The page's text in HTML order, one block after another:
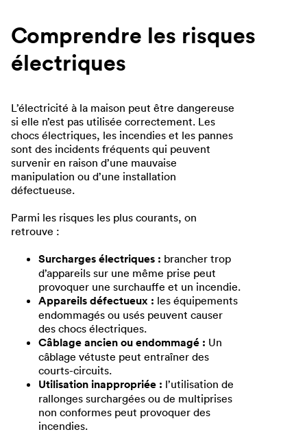
Comprendre les risques
électriques
L’électricité à la maison peut être dangereuse
si elle n’est pas utilisée correctement. Les
chocs électriques, les incendies et les pannes
sont des incidents fréquents qui peuvent
survenir en raison d’une mauvaise
manipulation ou d’une installation
défectueuse.
Parmi les risques les plus courants, on
retrouve :
Surcharges électriques : brancher trop
d’appareils sur une même prise peut
provoquer une surchauffe et un incendie.
Appareils défectueux : les équipements
endommagés ou usés peuvent causer
des chocs électriques.
Câblage ancien ou endommagé : Un
câblage vétuste peut entraîner des
courts-circuits.
Utilisation inappropriée : l’utilisation de
rallonges surchargées ou de multiprises
non conformes peut provoquer des
incendies.